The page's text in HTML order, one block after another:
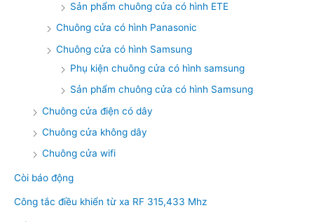
Sản phẩm chuông cửa có hình ETE
Chuông cửa có hình Panasonic
Chuông cửa có hình Samsung
Phụ kiện chuông cửa có hình samsung
Sản phẩm chuông cửa có hình Samsung
Chuông cửa điện có dây
Chuông cửa không dây
Chuông cửa wifi
Còi báo động
Công tắc điều khiển từ xa RF 315,433 Mhz